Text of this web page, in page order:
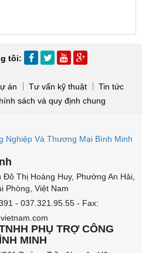
tôi:
án Tư vấn kỹ thuật
Tin tức
sách và quy định chung
Đô Thị Hoàng Huy, Phường An Hải,
Phòng, Việt Nam
- 037.321.95.55 - Fax:
PHỤ TRỢ CÔNG
MINH